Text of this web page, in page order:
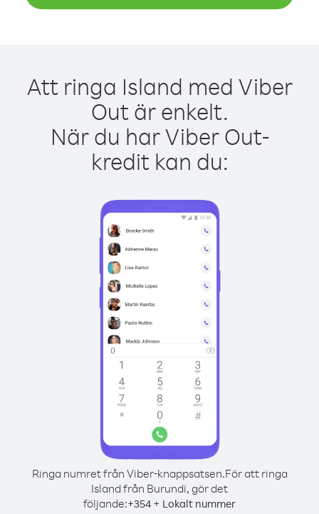
Att ringa Island med Viber
Out är enkelt.
När du har Viber Out-
kredit kan du:
Ringa numret från Viber-knappsatsen.För att ringa
Island från Burundi, gör det
följande:+354 + Lokalt nummer